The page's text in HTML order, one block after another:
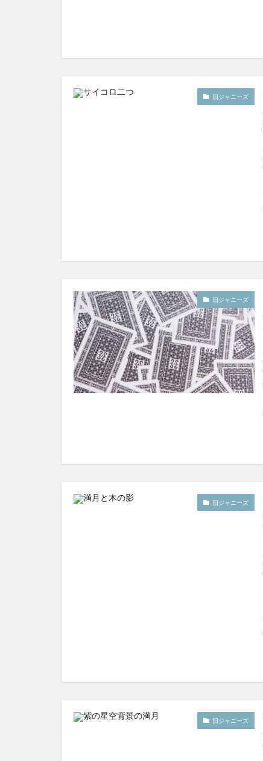
旧ジャニーズ
旧ジャニーズ
旧ジャニーズ
旧ジャニーズ